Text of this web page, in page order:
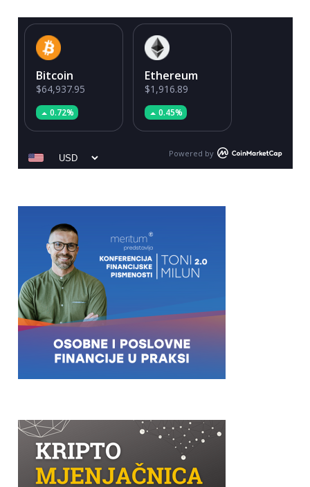
Bitcoin
$64,937.95
0.72%
Ethereum
$1,916.89
0.45%
Powered by